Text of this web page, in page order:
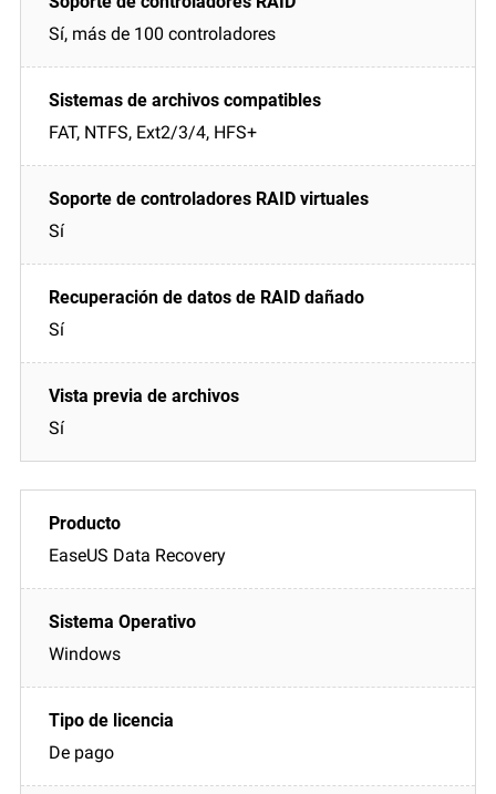
Sí, más de 100 controladores
FAT, NTFS, Ext2/3/4, HFS+
Sí
Sí
Sí
EaseUS Data Recovery
Windows
De pago